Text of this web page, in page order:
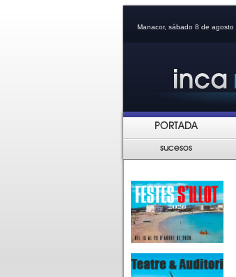
Manacor, sábado 8 de agosto